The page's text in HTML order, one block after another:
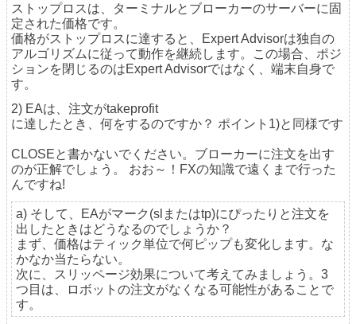
ストップロスは、ターミナルとブローカーのサーバーに固
定された価格です。
価格がストップロスに達すると、Expert Advisorは独自の
アルゴリズムに従って動作を継続します。この場合、ポジ
ションを閉じるのはExpert Advisorではなく、端末自身で
す。
2) EAは、注文がtakeprofit
に達したとき、何をするのですか？ ポイント1)と同様です
CLOSEと書かないでください。ブローカーに注文を出す
のが正解でしょう。 おお～！FXの知識で遠くまで行った
んですね!
a) そして、EAがマーク(slまたはtp)にぴったりと注文を
出したときはどうなるのでしょうか？
まず、価格はティック単位で何ピップも変化します。な
かなか当たらない。
次に、スリッページ効果について考えてみましょう。3
つ目は、ロボットの注文がなくなる可能性があることで
す。